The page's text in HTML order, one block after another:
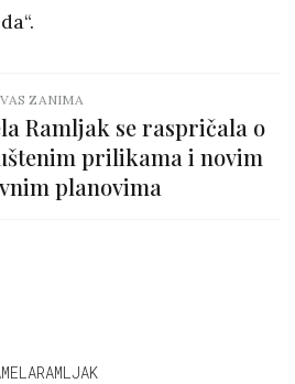
ZANIMA
Ramljak se raspričala o
prilikama i novim
planovima